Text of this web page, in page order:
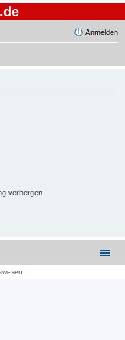
Anmelden
verbergen